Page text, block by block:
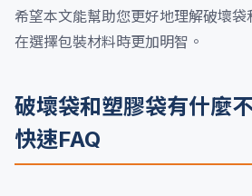
希望本文能幫助您更好地理解破壞
在選擇包裝材料時更加明智。
破壞袋和塑膠袋有什麼
快速FAQ